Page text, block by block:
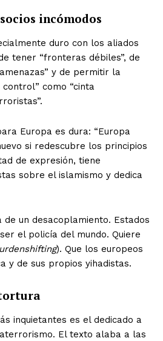
incómodos
duro con los aliados
tener “fronteras débiles”, de
y de permitir la
como “cinta
Europa es dura: “Europa
si redescubre los principios
de expresión, tiene
sobre el islamismo y dedica
de un desacoplamiento. Estados
el policía del mundo. Quiere
). Que los europeos
y de sus propios yihadistas.
inquietantes es el dedicado a
El texto alaba a las